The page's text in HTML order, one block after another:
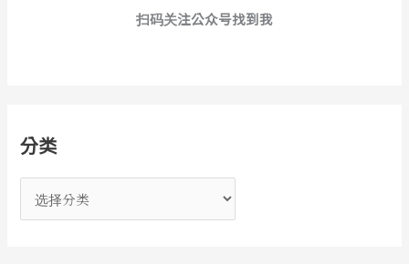
扫码关注公众号找到我
分类
类